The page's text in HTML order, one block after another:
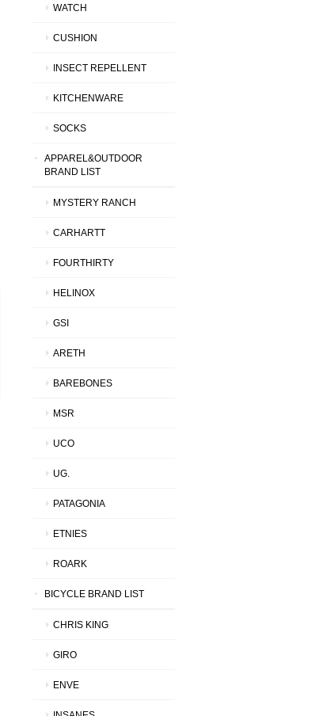
WATCH
CUSHION
INSECT REPELLENT
KITCHENWARE
SOCKS
APPAREL&OUTDOOR
BRAND LIST
MYSTERY RANCH
CARHARTT
FOURTHIRTY
HELINOX
GSI
ARETH
BAREBONES
MSR
UCO
UG.
PATAGONIA
ETNIES
ROARK
BICYCLE BRAND LIST
CHRIS KING
GIRO
ENVE